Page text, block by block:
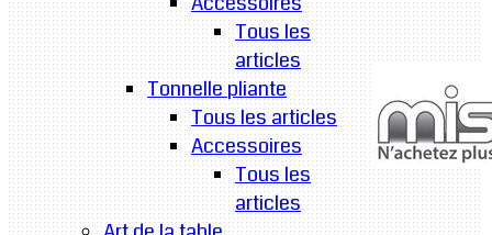
Tous les
articles
Tonnelle pliante
Tous les articles
Accessoires
Tous les
articles